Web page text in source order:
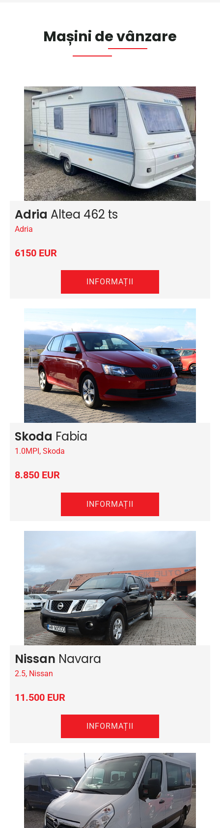
Maşini de vânzare
Adria Altea 462 ts
Adria
6150 EUR
INFORMAȚII
Skoda Fabia
1.0MPI, Skoda
8.850 EUR
INFORMAȚII
Nissan Navara
2.5, Nissan
11.500 EUR
INFORMAȚII